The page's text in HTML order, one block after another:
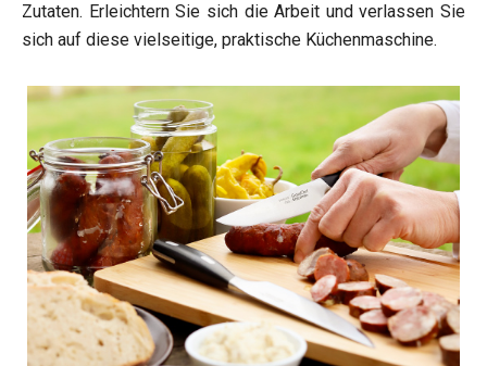
Zutaten. Erleichtern Sie sich die Arbeit und verlassen Sie
sich auf diese vielseitige, praktische Küchenmaschine.